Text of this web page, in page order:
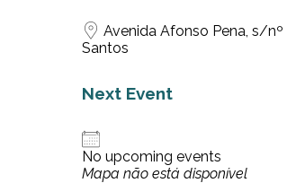
Avenida Afonso Pena, s/nº
Santos
Next Event
No upcoming events
Mapa não está disponível